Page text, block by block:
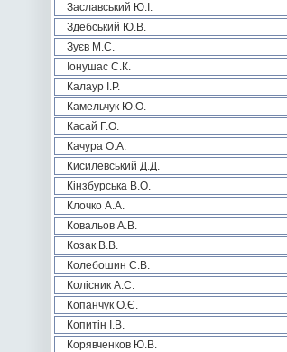
Заславський Ю.І.
Здебський Ю.В.
Зуєв М.С.
Іонушас С.К.
Калаур І.Р.
Камельчук Ю.О.
Касай Г.О.
Качура О.А.
Кисилевський Д.Д.
Кінзбурська В.О.
Клочко А.А.
Ковальов А.В.
Козак В.В.
Колебошин С.В.
Колісник А.С.
Копанчук О.Є.
Копитін І.В.
Корявченков Ю.В.